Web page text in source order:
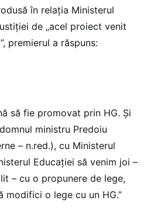
în relația Ministerul
de „acel proiect venit
premierul a răspuns:
să fie promovat prin HG. Și
ministru Predoiu
– n.red.), cu Ministerul
Educației să venim joi –
– cu o propunere de lege,
modifici o lege cu un HG.”